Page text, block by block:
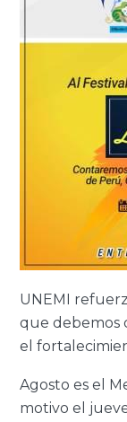
UNEMI
que debemos
el
Agosto es el
motivo el